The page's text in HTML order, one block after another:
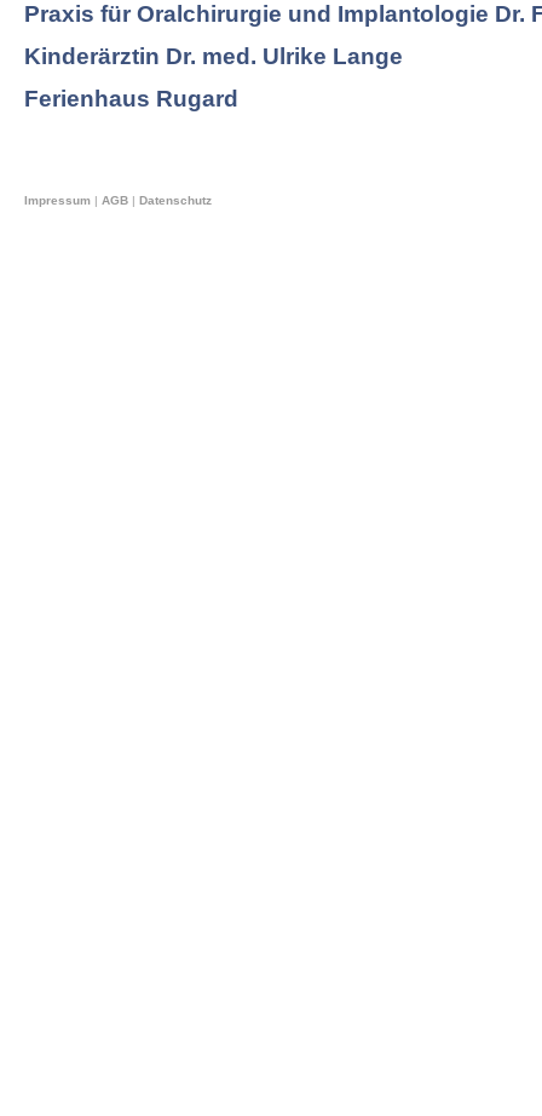
Praxis für Oralchirurgie und Implantologie Dr.
Kinderärztin Dr. med. Ulrike Lange
Ferienhaus Rugard
Impressum | AGB | Datenschutz